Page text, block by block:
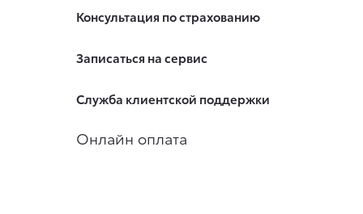
Консультация по страхованию
Записаться на сервис
Служба клиентской поддержки
Онлайн оплата